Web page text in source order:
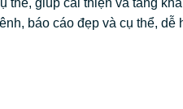
báo cáo đẹp và cụ thể,